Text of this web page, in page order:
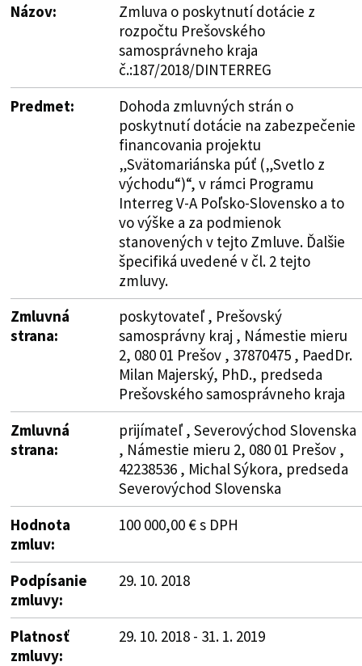
Názov:
Zmluva o poskytnutí dotácie z
rozpočtu Prešovského
samosprávneho kraja
č.:187/2018/DINTERREG
Predmet:
Dohoda zmluvných strán o
poskytnutí dotácie na zabezpečenie
financovania projektu
„Svätomariánska púť („Svetlo z
východu“)“, v rámci Programu
Interreg V-A Poľsko-Slovensko a to
vo výške a za podmienok
stanovených v tejto Zmluve. Ďalšie
špecifiká uvedené v čl. 2 tejto
zmluvy.
Zmluvná
strana:
poskytovateľ , Prešovský
samosprávny kraj , Námestie mieru
2, 080 01 Prešov , 37870475 , PaedDr.
Milan Majerský, PhD., predseda
Prešovského samosprávneho kraja
Zmluvná
strana:
prijímateľ , Severovýchod Slovenska
, Námestie mieru 2, 080 01 Prešov ,
42238536 , Michal Sýkora, predseda
Severovýchod Slovenska
Hodnota
zmluv:
100 000,00 € s DPH
Podpísanie
zmluvy:
29. 10. 2018
Platnosť
zmluvy:
29. 10. 2018 - 31. 1. 2019